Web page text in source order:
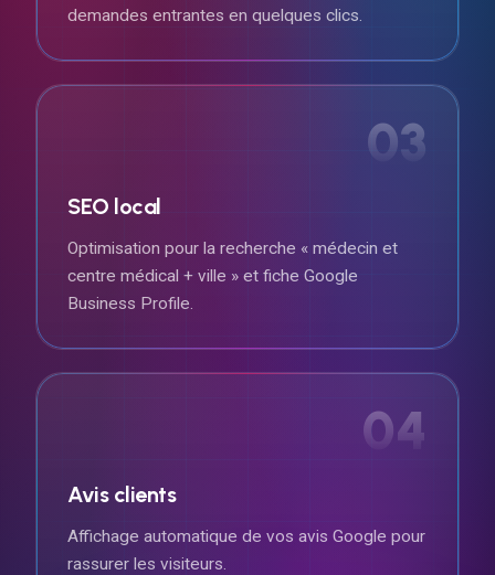
demandes entrantes en quelques clics.
03
SEO local
Optimisation pour la recherche « médecin et
centre médical + ville » et fiche Google
Business Profile.
04
Avis clients
Affichage automatique de vos avis Google pour
rassurer les visiteurs.